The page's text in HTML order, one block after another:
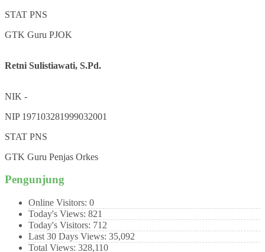
STAT PNS
GTK Guru PJOK
Retni Sulistiawati, S.Pd.
NIK -
NIP 197103281999032001
STAT PNS
GTK Guru Penjas Orkes
Pengunjung
Online Visitors: 0
Today's Views: 821
Today's Visitors: 712
Last 30 Days Views: 35,092
Total Views: 328,110